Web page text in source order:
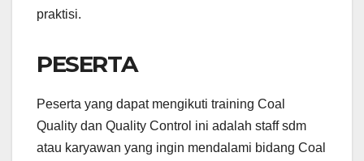
praktisi.
PESERTA
Peserta yang dapat mengikuti training Coal
Quality dan Quality Control ini adalah staff sdm
atau karyawan yang ingin mendalami bidang Coal